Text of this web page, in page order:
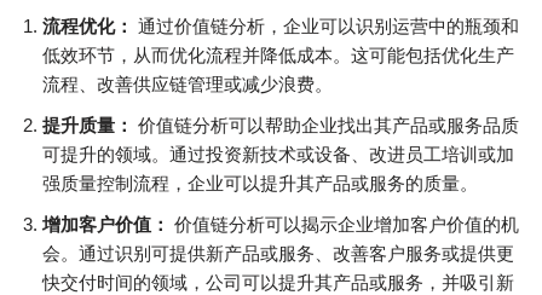
流程优化： 通过价值链分析，企业可以识别运营中的瓶颈和
低效环节，从而优化流程并降低成本。这可能包括优化生产
流程、改善供应链管理或减少浪费。
提升质量： 价值链分析可以帮助企业找出其产品或服务品质
可提升的领域。通过投资新技术或设备、改进员工培训或加
强质量控制流程，企业可以提升其产品或服务的质量。
增加客户价值： 价值链分析可以揭示企业增加客户价值的机
会。通过识别可提供新产品或服务、改善客户服务或提供更
快交付时间的领域，公司可以提升其产品或服务，并吸引新